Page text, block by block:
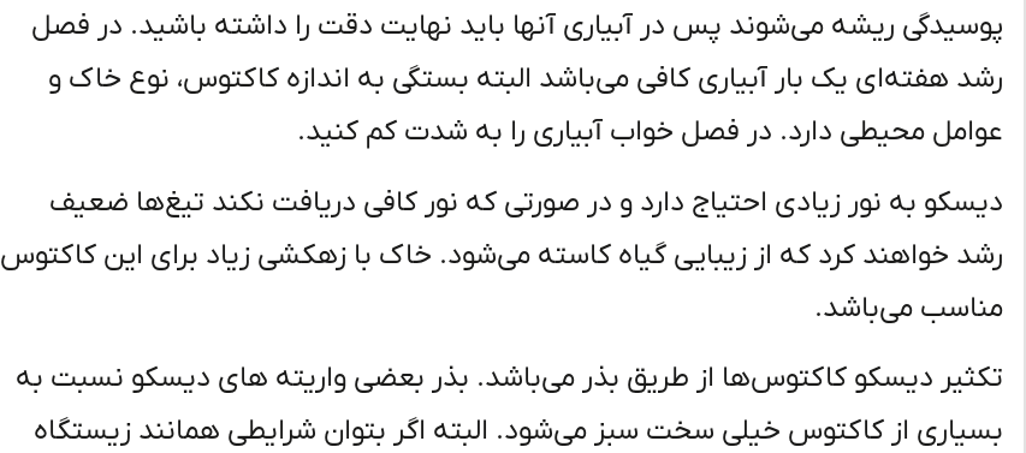
پوسیدگی ریشه می‌شوند پس در آبیاری آنها باید نهایت دقت را داشته باشید. در فصل
رشد هفته‌ای یک بار آبیاری کافی می‌باشد البته بستگی به اندازه کاکتوس، نوع خاک و
عوامل محیطی دارد. در فصل خواب آبیاری را به شدت کم کنید.
دیسکو به نور زیادی احتیاج دارد و در صورتی که نور کافی دریافت نکند تیغ‌ها ضعیف
رشد خواهند کرد که از زیبایی گیاه کاسته می‌شود. خاک با زهکشی زیاد برای این کاکتوس
مناسب می‌باشد.
تکثیر دیسکو کاکتوس‌ها از طریق بذر می‌باشد. بذر بعضی واریته های دیسکو نسبت به
بسیاری از کاکتوس خیلی سخت سبز می‌شود. البته اگر بتوان شرایطی همانند زیستگاه